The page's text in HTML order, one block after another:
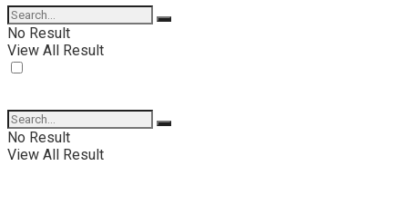
No Result
View All Result
No Result
View All Result